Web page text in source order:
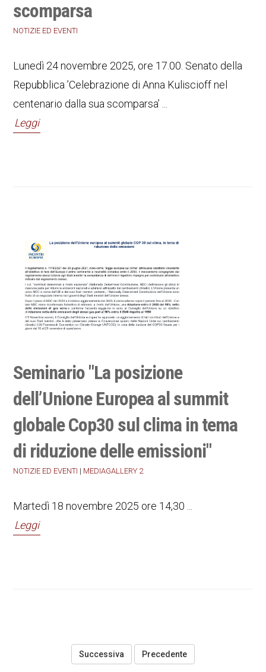
scomparsa
NOTIZIE ED EVENTI
Lunedì 24 novembre 2025, ore 17.00. Senato della
Repubblica ’Celebrazione di Anna Kuliscioff nel
centenario dalla sua scomparsa’ ...
Leggi
Seminario "La posizione
dell’Unione Europea al summit
globale Cop30 sul clima in tema
di riduzione delle emissioni"
NOTIZIE ED EVENTI | MEDIAGALLERY 2
Martedì 18 novembre 2025 ore 14,30 ...
Leggi
Precedente